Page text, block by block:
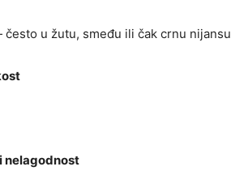
u žutu, smeđu ili čak crnu nijansu
nelagodnost